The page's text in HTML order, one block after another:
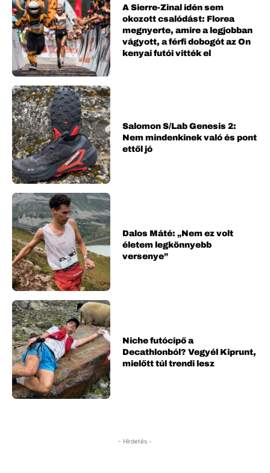
A Sierre-Zinal idén sem
okozott csalódást: Florea
megnyerte, amire a legjobban
vágyott, a férfi dobogót az On
kenyai futói vitték el
Salomon S/Lab Genesis 2:
Nem mindenkinek való és pont
ettől jó
Dalos Máté: „Nem ez volt
életem legkönnyebb
versenye”
Niche futócipő a
Decathlonból? Vegyél Kiprunt,
mielőtt túl trendi lesz
- Hirdetés -